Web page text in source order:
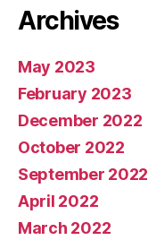
Archives
May 2023
February 2023
December 2022
October 2022
September 2022
April 2022
March 2022